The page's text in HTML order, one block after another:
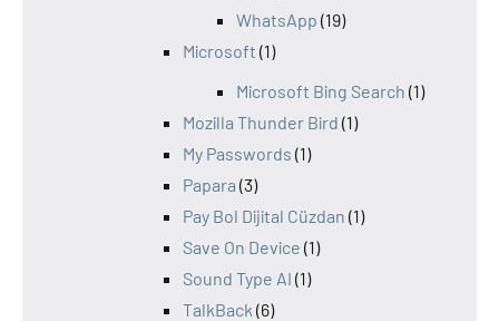
WhatsApp (19)
Microsoft (1)
Microsoft Bing Search (1)
Mozilla Thunder Bird (1)
My Passwords (1)
Papara (3)
Pay Bol Dijital Cüzdan (1)
Save On Device (1)
Sound Type AI (1)
TalkBack (6)